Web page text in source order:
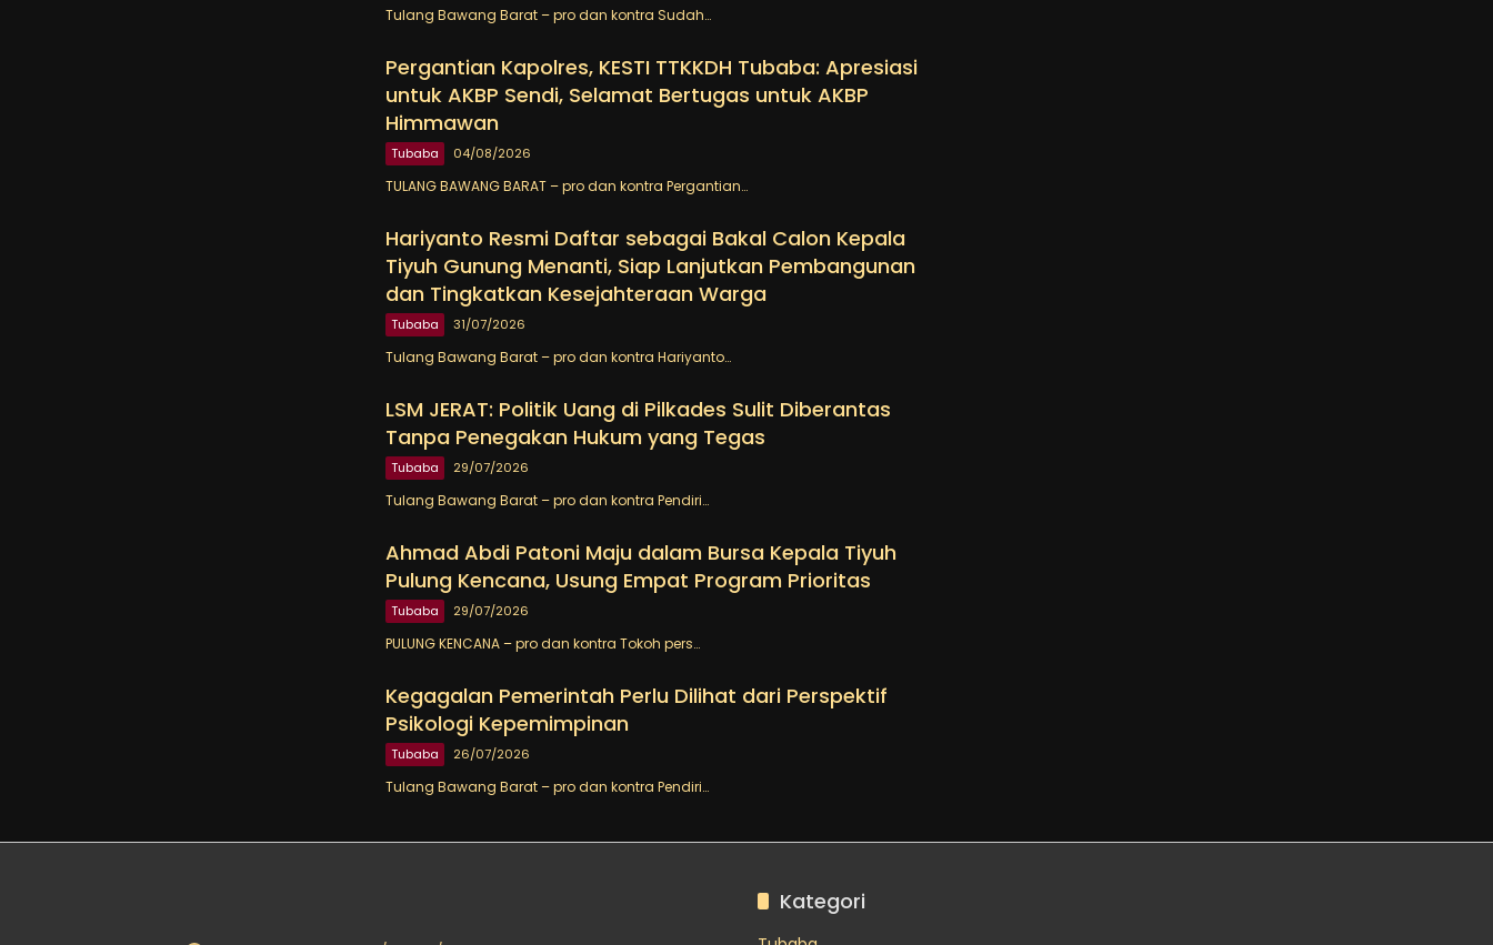
Tulang Bawang Barat – pro dan kontra Sudah…
Pergantian Kapolres, KESTI TTKKDH Tubaba: Apresiasi
untuk AKBP Sendi, Selamat Bertugas untuk AKBP
Himmawan
Tubaba 04/08/2026
TULANG BAWANG BARAT – pro dan kontra Pergantian…
Hariyanto Resmi Daftar sebagai Bakal Calon Kepala
Tiyuh Gunung Menanti, Siap Lanjutkan Pembangunan
dan Tingkatkan Kesejahteraan Warga
Tubaba 31/07/2026
Tulang Bawang Barat – pro dan kontra Hariyanto…
LSM JERAT: Politik Uang di Pilkades Sulit Diberantas
Tanpa Penegakan Hukum yang Tegas
Tubaba 29/07/2026
Tulang Bawang Barat – pro dan kontra Pendiri…
Ahmad Abdi Patoni Maju dalam Bursa Kepala Tiyuh
Pulung Kencana, Usung Empat Program Prioritas
Tubaba 29/07/2026
PULUNG KENCANA – pro dan kontra Tokoh pers…
Kegagalan Pemerintah Perlu Dilihat dari Perspektif
Psikologi Kepemimpinan
Tubaba 26/07/2026
Tulang Bawang Barat – pro dan kontra Pendiri…
Kategori